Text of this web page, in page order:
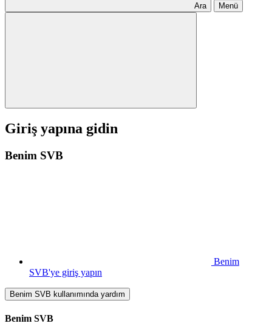
Ara Menü
Giriş yapına gidin
Benim SVB
Benim
SVB'ye giriş yapın
Benim SVB kullanımında yardım
Benim SVB